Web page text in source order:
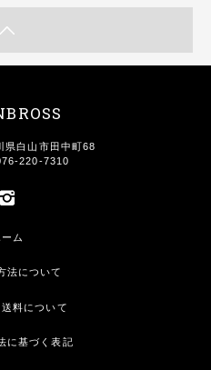
県白山市田中町68
220-7310
ーム
法について
料について
に基づく表記